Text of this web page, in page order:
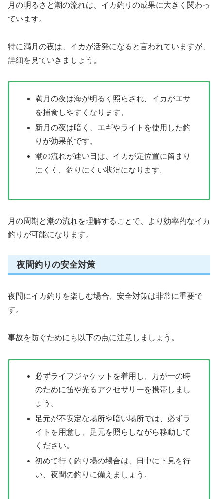
月の明るさと潮の流れは、イカ釣りの成果に大きく関わっ
ています。
特に満月の夜は、イカが活発になると言われていますが、
詳細を見ていきましょう。
満月の夜は海が明るく照らされ、イカがエサ
を捕食しやすくなります。
新月の夜は暗く、エギやライトを使用した釣
りが効果的です。
潮の流れが速い日は、イカが定位置に留まり
にくく、釣りにくい状況になります。
月の周期と潮の流れを理解することで、より効率的なイカ
釣りが可能になります。
夜間釣りの安全対策
夜間にイカ釣りを楽しむ場合、安全対策は非常に重要で
す。
事故を防ぐためにも以下の点に注意しましょう。
必ずライフジャケットを着用し、万が一の時
のために笛や光るアクセサリーを携帯しまし
ょう。
足元が不安定な場所や暗い場所では、必ずラ
イトを用意し、足元を照らしながら移動して
ください。
初めて行く釣り場の場合は、日中に下見を行
い、夜間の釣りに備えましょう。